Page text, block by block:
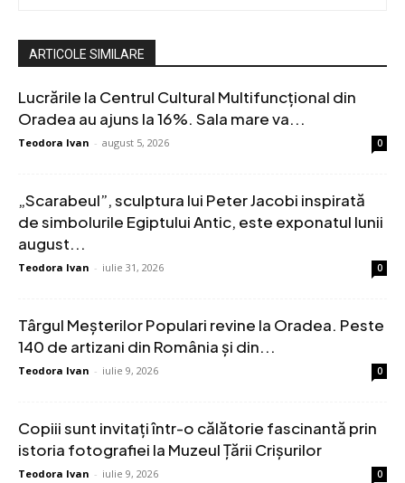
ARTICOLE SIMILARE
Lucrările la Centrul Cultural Multifuncțional din
Oradea au ajuns la 16%. Sala mare va...
Teodora Ivan - august 5, 2026 0
„Scarabeul”, sculptura lui Peter Jacobi inspirată
de simbolurile Egiptului Antic, este exponatul lunii
august...
Teodora Ivan - iulie 31, 2026 0
Târgul Meșterilor Populari revine la Oradea. Peste
140 de artizani din România și din...
Teodora Ivan - iulie 9, 2026 0
Copiii sunt invitați într-o călătorie fascinantă prin
istoria fotografiei la Muzeul Țării Crișurilor
Teodora Ivan - iulie 9, 2026 0